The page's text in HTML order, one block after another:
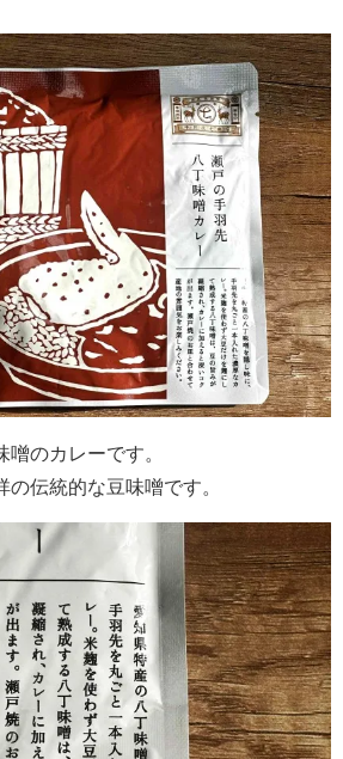
噌のカレーです。
の伝統的な豆味噌です。